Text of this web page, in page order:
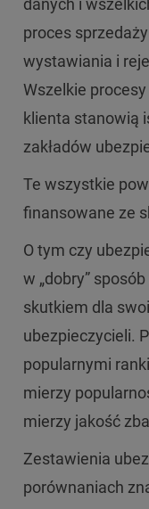
danych i
proces
wystawiania i
Wszelkie
klienta stanowią
zakładów
Te wszystkie
finansowane ze
O tym czy
w „dobry”
skutkiem dla
ubezpieczycieli.
popularnymi
mierzy
mierzy jakość
Zestawienia
porównaniach